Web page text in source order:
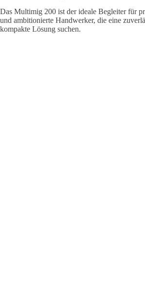
Das Multimig 200 ist der ideale Begleiter für
und ambitionierte Handwerker, die eine
kompakte Lösung suchen.